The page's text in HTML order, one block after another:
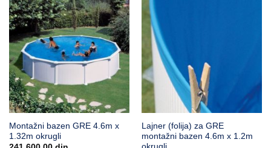
Montažni bazen GRE 4.6m x
1.32m okrugli
Lajner (folija) za GRE
montažni bazen 4.6m x 1.2m